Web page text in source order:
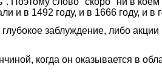
и в 1492 году, и в 1666 году, и в
заблуждение, либо
когда он оказывается в